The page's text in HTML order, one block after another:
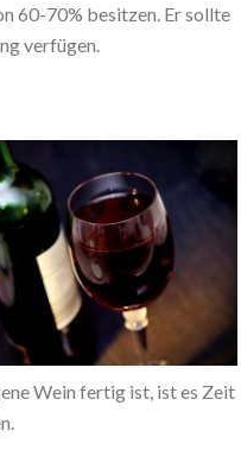
60-70% besitzen. Er sollte
verfügen.
Wein fertig ist, ist es Zeit